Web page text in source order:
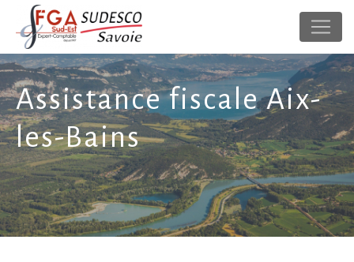
Panneau de gestion des cookies
Assistance fiscale Aix-
les-Bains